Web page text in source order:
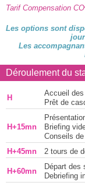
Tarif Compensation CO
Les options sont
Les
Déroulement du
H
Accueil
Prêt de
H+15mn
Briefing
Conseils
H+45mn
2 tours de
H+60mn
Départ des
Debriefing